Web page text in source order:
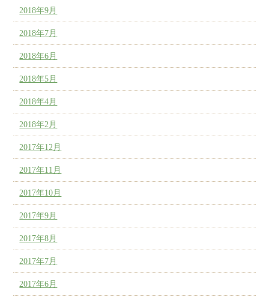
2018年9月
2018年7月
2018年6月
2018年5月
2018年4月
2018年2月
2017年12月
2017年11月
2017年10月
2017年9月
2017年8月
2017年7月
2017年6月